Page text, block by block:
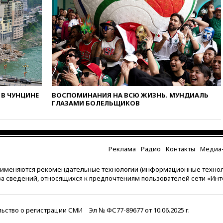
09:32В Тверской области
обломки дрона повредили
фасад логокомплекса
Wildberries
09:18В Ярославской области
отражена самая
массированная атака БПЛА
09:16
Трамп сообщил об
в США
прощаются с молодыми
россиянами, жестоко убитыми
самолета в Приангарье
отделались ссадинами и
ушибами
SpaceX/Starlink расширяют
ЧУНЦИНЕ
ВОСПОМИНАНИЯ НА ВСЮ ЖИЗНЬ. МУНДИАЛЬ
ГЛАЗАМИ БОЛЕЛЬЩИКОВ
Реклама Радио Контакты
рекомендательные технологии (информационные
сведений, относящихся к предпочтениям пользователей сети
о регистрации СМИ Эл № ФС77-89677 от 10.06.2025 г.